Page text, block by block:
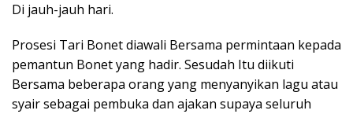
Di jauh-jauh hari.
Prosesi Tari Bonet diawali Bersama permintaan kepada
pemantun Bonet yang hadir. Sesudah Itu diikuti
Bersama beberapa orang yang menyanyikan lagu atau
syair sebagai pembuka dan ajakan supaya seluruh